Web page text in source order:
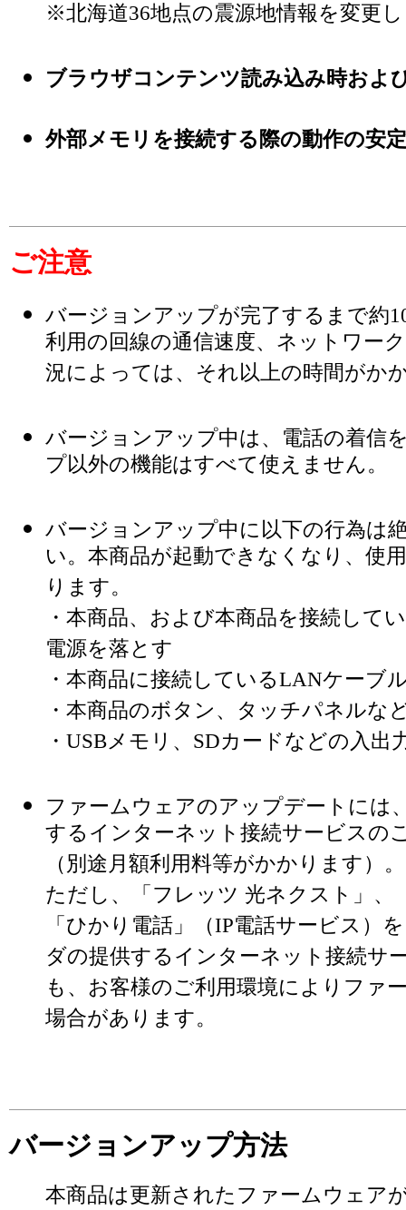
※北海道36地点の震源地情報を変更
ブラウザコンテンツ読み込み時およ
外部メモリを接続する際の動作の安
ご注意
バージョンアップが完了するまで約
利用の回線の通信速度、ネットワー
況によっては、それ以上の時間がか
バージョンアップ中は、電話の着信
プ以外の機能はすべて使えません。
バージョンアップ中に以下の行為は
い。本商品が起動できなくなり、使
ります。
・本商品、および本商品を接続して
電源を落とす
・本商品に接続しているLANケーブ
・本商品のボタン、タッチパネルな
・USBメモリ、SDカードなどの入
ファームウェアのアップデートには
するインターネット接続サービスの
（別途月額利用料等がかかります）。
ただし、「フレッツ 光ネクスト」、
「ひかり電話」（IP電話サービス）
ダの提供するインターネット接続サ
も、お客様のご利用環境によりファ
場合があります。
バージョンアップ方法
本商品は更新されたファームウェア